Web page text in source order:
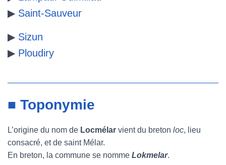
▶ Saint-Sauveur
▶ Sizun
▶ Ploudiry
■ Toponymie
L’origine du nom de Locmélar vient du breton loc, lieu
consacré, et de saint Mélar.
En breton, la commune se nomme Lokmelar.